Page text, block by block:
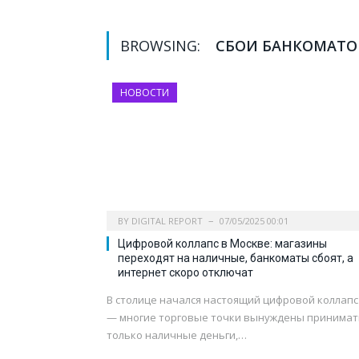
BROWSING: СБОИ
НОВОСТИ
BY DIGITAL REPORT 07/05/2025 00:01
Цифровой коллапс в Москве: магазины
переходят на наличные, банкоматы сбоят, а
интернет скоро отключат
В столице начался настоящий цифровой коллапс
— многие торговые точки вынуждены
только наличные деньги,…